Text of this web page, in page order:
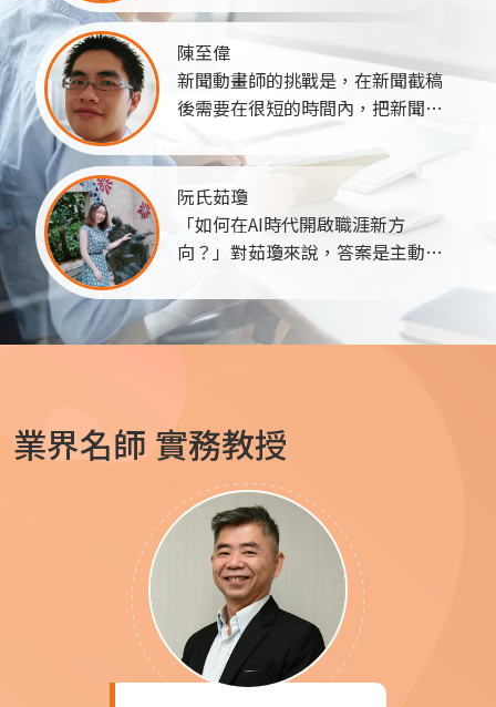
大學生命科學系的楊逸安就是最好
的例子。...
業界的高規格來看待，如果學員作
品太敷衍、不夠ok，甚至會直接
「退稿」！在黃喬緯進入職場後，
體會市場的現實問題，才知道老師
當初的用心良苦。...
陳至偉
新聞動畫師的挑戰是，在新聞截稿
後需要在很短的時間內，把新聞內
容製作成動畫，這時候除了團隊的
力量之外，對軟體的熟悉也是很重
要的部分。幸好有之前在巨匠電腦
所受的訓練，讓我一開始在適應上
就沒有太大問題，並且越做越
阮氏茹瓊
「如何在AI時代開啟職涯新方
向？」對茹瓊來說，答案是主動學
工作，同時從事華語與越南語教學
的她，累積了豐富的溝通、課程規
全新的職涯可能。...
業界名師 實務教授